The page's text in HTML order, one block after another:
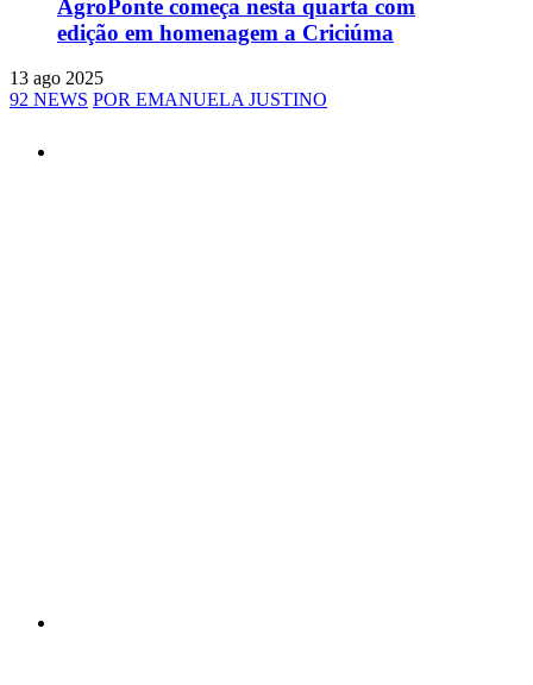
AgroPonte começa nesta quarta com
edição em homenagem a Criciúma
13 ago 2025
92 NEWS POR EMANUELA JUSTINO